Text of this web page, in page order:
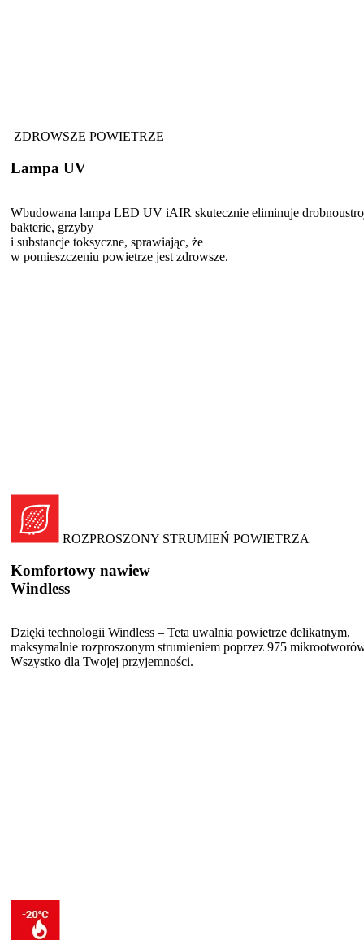
ZDROWSZE POWIETRZE
Lampa UV
Wbudowana lampa LED UV iAIR skutecznie eliminuje
bakterie, grzyby
i substancje toksyczne, sprawiając, że
w pomieszczeniu powietrze jest zdrowsze.
ROZPROSZONY STRUMIEŃ POWIETRZA
Komfortowy nawiew
Windless
Dzięki technologii Windless – Teta uwalnia powietrze delikatnym,
maksymalnie rozproszonym strumieniem poprzez 975
Wszystko dla Twojej przyjemności.